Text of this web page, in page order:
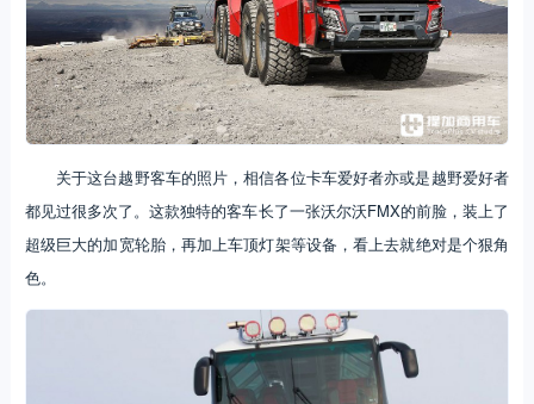
关于这台越野客车的照片，相信各位卡车爱好者亦或是越野爱好者
都见过很多次了。这款独特的客车长了一张沃尔沃FMX的前脸，装上了
超级巨大的加宽轮胎，再加上车顶灯架等设备，看上去就绝对是个狠角
色。